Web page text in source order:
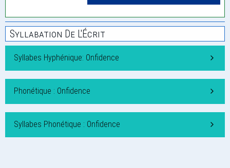
Syllabation De L'Écrit
Syllabes Hyphénique: Onfidence
Phonétique : Onfidence
Syllabes Phonétique : Onfidence